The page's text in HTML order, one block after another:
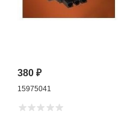
380₽
15975041